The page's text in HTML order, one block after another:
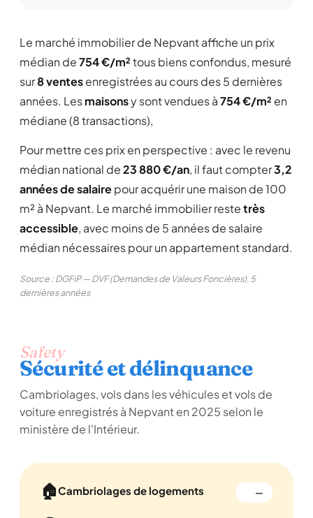
Le marché immobilier de Nepvant affiche un prix
médian de754 €/m²tous biens confondus, mesuré
sur8 ventesenregistrées au cours des 5 dernières
années. Lesmaisonsy sont vendues à754 €/m² en
médiane (8 transactions),
Pour mettre ces prix en perspective : avec le revenu
médian national de23 880 €/an, il faut compter3,2
années de salairepour acquérir une maison de 100
m² à Nepvant. Le marché immobilier restetrès
accessible, avec moins de 5 années de salaire
médian nécessaires pour un appartement standard.
Source : DGFiP — DVF (Demandes de Valeurs Foncières), 5
dernières années
Safety
Sécurité et délinquance
Cambriolages, vols dans les véhicules et vols de
voiture enregistrés à Nepvant en 2025 selon le
ministère de l'Intérieur.
🏠Cambriolages de logements —